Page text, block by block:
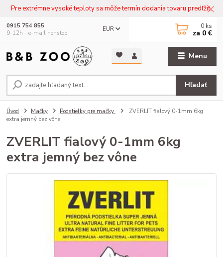
Pre extrémne vysoké teploty sa môže termín dodania tovaru predľžiť.
Menu
EUR
Hľadať
0915 754 855
9-12h - e-mail nonstop
0 ks
za 0 €
Úvod Mačky Podstielky pre mačky
ZVERLIT fialový 0-1mm 6kg
extra jemný bez vône
ZVERLIT fialový 0-1mm 6kg
extra jemný bez vône